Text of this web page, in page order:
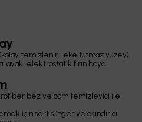
temizlenir, leke tutmaz yüzey).
ayak, elektrostatik fırın boya.
bez ve cam temizleyici ile
için sert sünger ve aşındırıcı